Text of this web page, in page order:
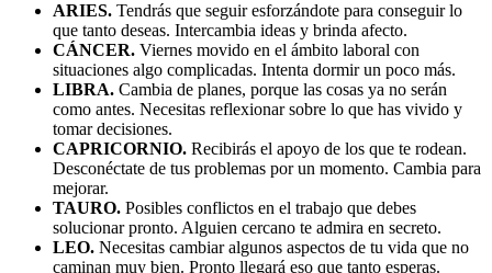
ARIES. Tendrás que seguir esforzándote para conseguir lo
que tanto deseas. Intercambia ideas y brinda afecto.
CÁNCER. Viernes movido en el ámbito laboral con
situaciones algo complicadas. Intenta dormir un poco más.
LIBRA. Cambia de planes, porque las cosas ya no serán
como antes. Necesitas reflexionar sobre lo que has vivido y
tomar decisiones.
CAPRICORNIO. Recibirás el apoyo de los que te rodean.
Desconéctate de tus problemas por un momento. Cambia para
mejorar.
TAURO. Posibles conflictos en el trabajo que debes
solucionar pronto. Alguien cercano te admira en secreto.
LEO. Necesitas cambiar algunos aspectos de tu vida que no
caminan muy bien. Pronto llegará eso que tanto esperas.